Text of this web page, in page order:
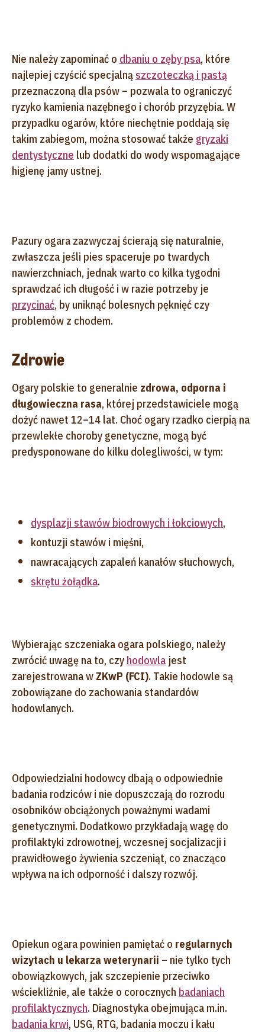
Nie należy zapominać o dbaniu o zęby psa, które
najlepiej czyścić specjalną szczoteczką i pastą
przeznaczoną dla psów – pozwala to ograniczyć
ryzyko kamienia nazębnego i chorób przyzębia. W
przypadku ogarów, które niechętnie poddają się
takim zabiegom, można stosować także gryzaki
dentystyczne lub dodatki do wody wspomagające
higienę jamy ustnej.
Pazury ogara zazwyczaj ścierają się naturalnie,
zwłaszcza jeśli pies spaceruje po twardych
nawierzchniach, jednak warto co kilka tygodni
sprawdzać ich długość i w razie potrzeby je
przycinać, by uniknąć bolesnych pęknięć czy
problemów z chodem.
Zdrowie
Ogary polskie to generalnie zdrowa, odporna i
długowieczna rasa, której przedstawiciele mogą
dożyć nawet 12–14 lat. Choć ogary rzadko cierpią na
przewlekłe choroby genetyczne, mogą być
predysponowane do kilku dolegliwości, w tym:
dysplazji stawów biodrowych i łokciowych,
kontuzji stawów i mięśni,
nawracających zapaleń kanałów słuchowych,
skrętu żołądka.
Wybierając szczeniaka ogara polskiego, należy
zwrócić uwagę na to, czy hodowla jest
zarejestrowana w ZKwP (FCI). Takie hodowle są
zobowiązane do zachowania standardów
hodowlanych.
Odpowiedzialni hodowcy dbają o odpowiednie
badania rodziców i nie dopuszczają do rozrodu
osobników obciążonych poważnymi wadami
genetycznymi. Dodatkowo przykładają wagę do
profilaktyki zdrowotnej, wczesnej socjalizacji i
prawidłowego żywienia szczeniąt, co znacząco
wpływa na ich odporność i dalszy rozwój.
Opiekun ogara powinien pamiętać o regularnych
wizytach u lekarza weterynarii – nie tylko tych
obowiązkowych, jak szczepienie przeciwko
wściekliźnie, ale także o corocznych badaniach
profilaktycznych. Diagnostyka obejmująca m.in.
badania krwi, USG, RTG, badania moczu i kału